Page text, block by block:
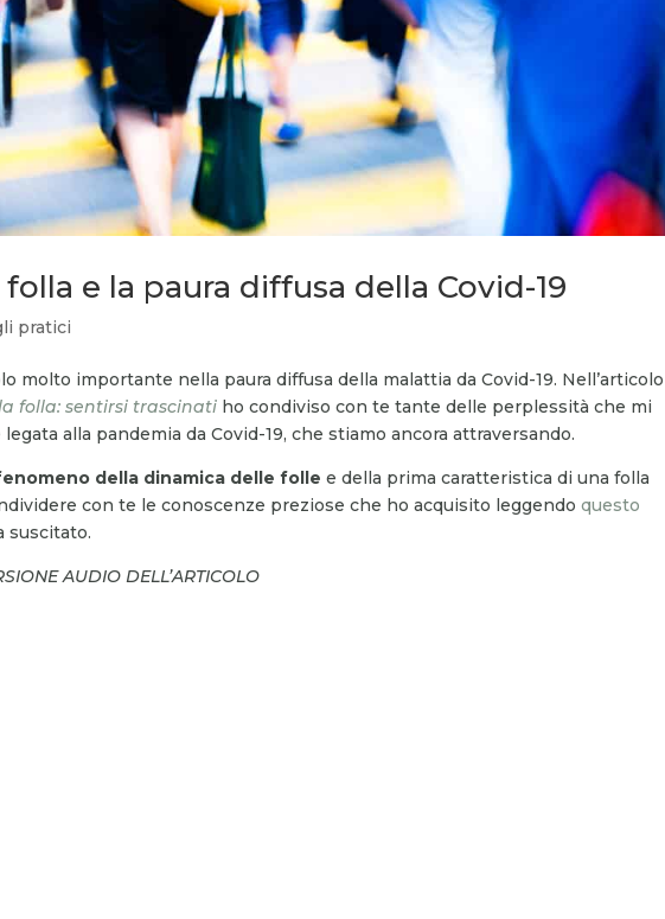
e la paura diffusa della Covid-19
pratici
molto importante nella paura diffusa della malattia da Covid-19. Nell’articolo
folla: sentirsi trascinati ho condiviso con te tante delle perplessità che mi
alla pandemia da Covid-19, che stiamo ancora attraversando.
della dinamica delle folle e della prima caratteristica di una folla
con te le conoscenze preziose che ho acquisito leggendoquesto
suscitato.
AUDIO DELL’ARTICOLO